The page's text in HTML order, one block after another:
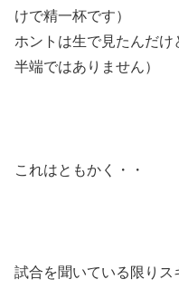
けで精一杯です）
ホントは生で見たんだ
半端ではありません）
これはともかく・・
試合を聞いている限り